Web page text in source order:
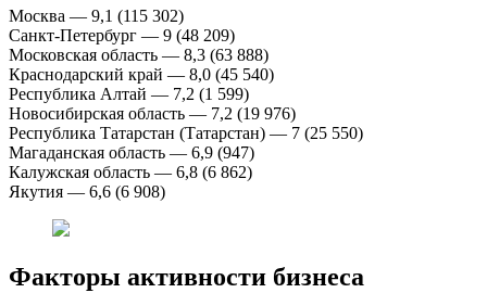
Москва — 9,1 (115 302)
Санкт-Петербург — 9 (48 209)
Московская область — 8,3 (63 888)
Краснодарский край — 8,0 (45 540)
Республика Алтай — 7,2 (1 599)
Новосибирская область — 7,2 (19 976)
Республика Татарстан (Татарстан) — 7 (25 550)
Магаданская область — 6,9 (947)
Калужская область — 6,8 (6 862)
Якутия — 6,6 (6 908)
Факторы активности бизнеса